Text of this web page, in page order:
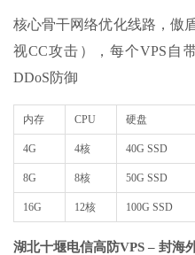
核心骨干网络优化线路，傲
视CC攻击），每个VPS自
DDoS防御
内存 CPU 硬盘
4G 4核 40G SSD
8G 8核 50G SSD
16G 12核 100G SSD
湖北十堰电信高防VPS – 封海